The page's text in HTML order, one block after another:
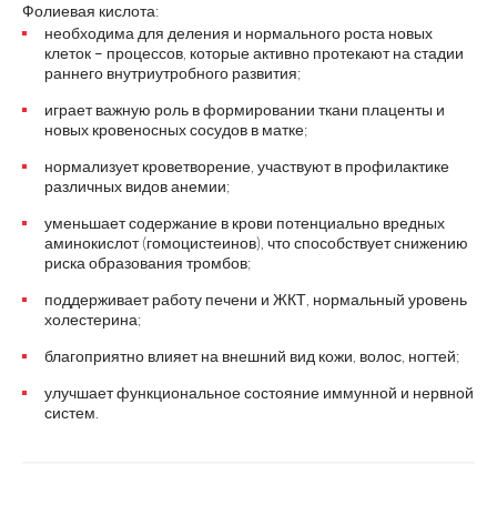
Фолиевая кислота:
необходима для деления и нормального роста новых
клеток – процессов, которые активно протекают на стадии
раннего внутриутробного развития;
играет важную роль в формировании ткани плаценты и
новых кровеносных сосудов в матке;
нормализует кроветворение, участвуют в профилактике
различных видов анемии;
уменьшает содержание в крови потенциально вредных
аминокислот (гомоцистеинов), что способствует снижению
риска образования тромбов;
поддерживает работу печени и ЖКТ, нормальный уровень
холестерина;
благоприятно влияет на внешний вид кожи, волос, ногтей;
улучшает функциональное состояние иммунной и нервной
систем.